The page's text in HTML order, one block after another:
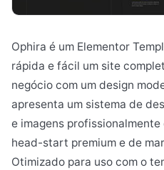
Ophira é um Elementor
rápida e fácil um site
negócio com um design
apresenta um sistema de
e imagens
head-start premium e de
Otimizado para uso com o